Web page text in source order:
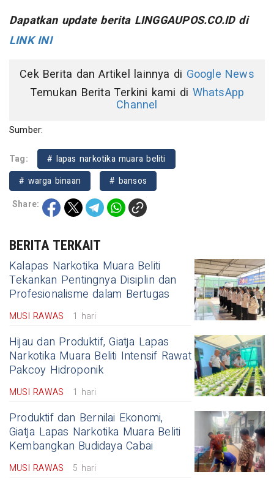
Dapatkan update berita LINGGAUPOS.CO.ID di
LINK INI
Cek Berita dan Artikel lainnya di Google News
Temukan Berita Terkini kami di WhatsApp
Channel
Sumber:
Tag:
# lapas narkotika muara beliti
# warga binaan
# bansos
Share:
BERITA TERKAIT
Kalapas Narkotika Muara Beliti
Tekankan Pentingnya Disiplin dan
Profesionalisme dalam Bertugas
MUSI RAWAS 1 hari
Hijau dan Produktif, Giatja Lapas
Narkotika Muara Beliti Intensif Rawat
Pakcoy Hidroponik
MUSI RAWAS 1 hari
Produktif dan Bernilai Ekonomi,
Giatja Lapas Narkotika Muara Beliti
Kembangkan Budidaya Cabai
MUSI RAWAS 5 hari